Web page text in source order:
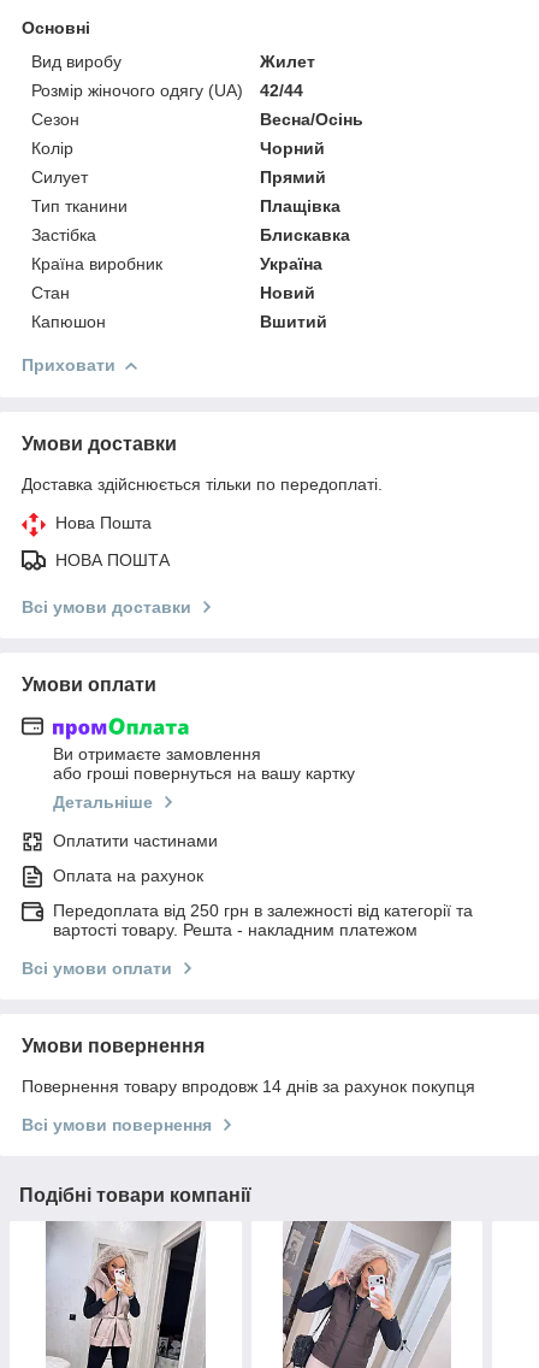
Основні
Вид виробу
Жилет
Розмір жіночого одягу (UA)
42/44
Сезон
Весна/Осінь
Колір
Чорний
Силует
Прямий
Тип тканини
Плащівка
Застібка
Блискавка
Країна виробник
Україна
Стан
Новий
Капюшон
Вшитий
Приховати
Умови доставки
Доставка здійснюється тільки по передоплаті.
Нова Пошта
НОВА ПОШТА
Всі умови доставки
Умови оплати
Ви отримаєте замовлення
або гроші повернуться на вашу картку
Детальніше
Оплатити частинами
Оплата на рахунок
Передоплата від 250 грн в залежності від категорії та
вартості товару. Решта - накладним платежом
Всі умови оплати
Умови повернення
Повернення товару впродовж 14 днів за рахунок покупця
Всі умови повернення
Подібні товари компанії